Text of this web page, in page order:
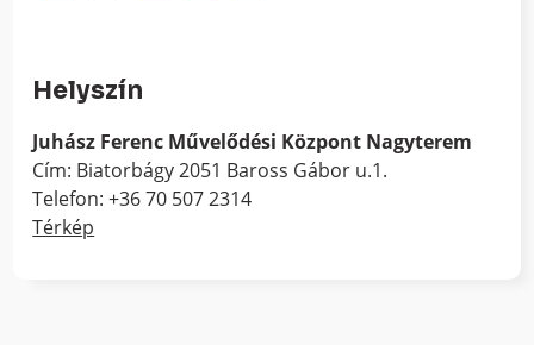
Helyszín
Juhász Ferenc Művelődési Központ Nagyterem
Cím: Biatorbágy 2051 Baross Gábor u.1.
Telefon: +36 70 507 2314
Térkép